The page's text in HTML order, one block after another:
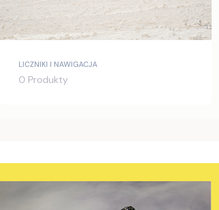
LICZNIKI I NAWIGACJA
0 Produkty